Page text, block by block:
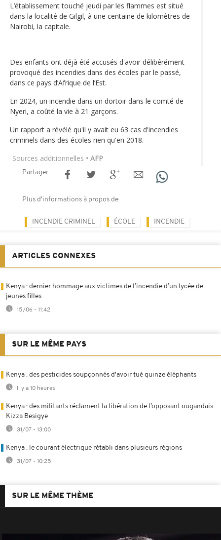
L’établissement touché jeudi par les flammes est situé
dans la localité de Gilgil, à une centaine de kilomètres de
Nairobi, la capitale.
Des enfants ont déjà été accusés d'avoir délibérément
provoqué des incendies dans des écoles par le passé,
dans ce pays d’Afrique de l’Est.
En 2024, un incendie dans un dortoir dans le comté de
Nyeri, a coûté la vie à 21 garçons.
Un rapport a révélé qu'il y avait eu 63 cas d'incendies
criminels dans des écoles rien qu'en 2018.
Sources additionnelles • AFP
Partager
Plus d'informations à propos de
INCENDIE CRIMINEL ÉCOLE INCENDIE
ARTICLES CONNEXES
Kenya : dernier hommage aux victimes de l’incendie d’un lycée de
jeunes filles
15/06 - 11:42
SUR LE MÊME PAYS
Kenya : des pesticides soupçonnés d'avoir tué quinze éléphants
Il y a 10 heures
Kenya : des militants réclament la libération de l’opposant ougandais
Kizza Besigye
31/07 - 13:00
Kenya : le courant électrique rétabli dans plusieurs régions
31/07 - 10:25
SUR LE MÊME THÈME